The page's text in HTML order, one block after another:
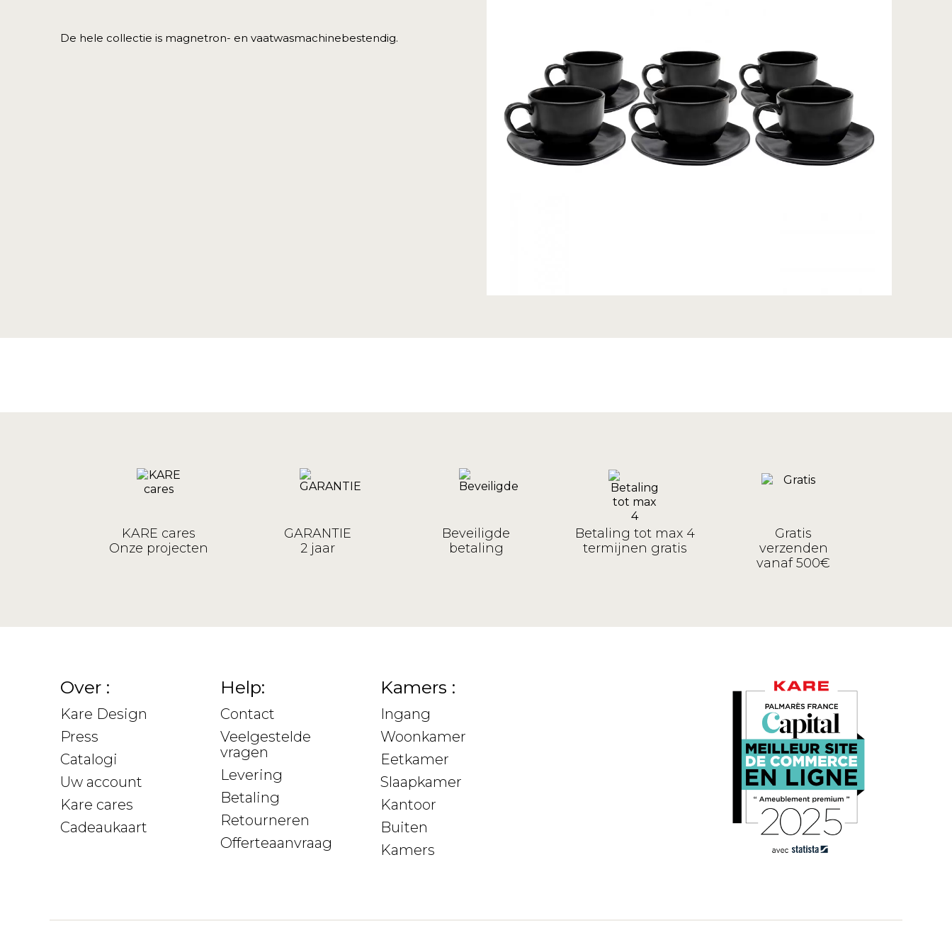
De hele collectie is magnetron- en vaatwasmachinebestendig.
KARE cares
Onze projecten
GARANTIE
2 jaar
Beveiligde
betaling
Betaling tot max 4
termijnen gratis
Gratis
verzenden
vanaf 500€
Over :
Kare Design
Press
Catalogi
Uw account
Kare cares
Cadeaukaart
Help:
Contact
Veelgestelde
vragen
Levering
Betaling
Retourneren
Offerteaanvraag
Kamers :
Ingang
Woonkamer
Eetkamer
Slaapkamer
Kantoor
Buiten
Kamers